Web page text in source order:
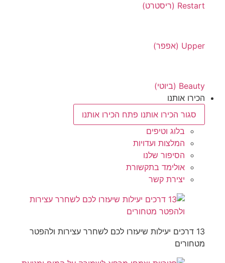
Restart (ריסטרט)
Upper (אפפר)
Beauty (ביוטי)
הכירו אותנו
סגור הכירו אותנו פתח הכירו אותנו
בלוג וטיפים
המלצות ועדויות
הסיפור שלנו
אולימד בתקשורת
יצירת קשר
13 דרכים יעילות שיעזרו לכם לשחרר עצירות ולהפטר
מטחורים